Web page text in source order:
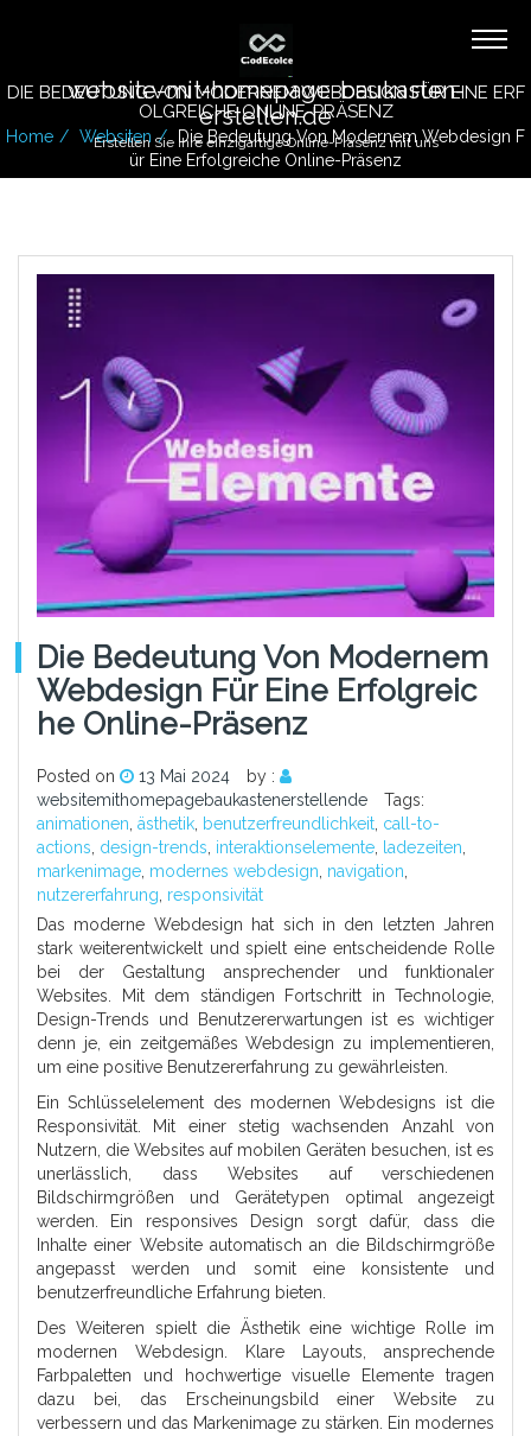
website-mit-homepage-baukasten-
erstellen.de
Erstellen Sie Ihre einzigartige Online-Präsenz mit uns
DIE BEDEUTUNG VON MODERNEM WEBDESIGN FÜR EINE ERF
OLGREICHE ONLINE-PRÄSENZ
Home Websiten
Die Bedeutung Von Modernem Webdesign F
Ür Eine Erfolgreiche Online-Präsenz
Die Bedeutung Von Modernem
Webdesign Für Eine Erfolgreic
He Online-Präsenz
Posted on 13 Mai 2024
by :
websitemithomepagebaukastenerstellende
Tags:
animationen ästhetik benutzerfreundlichkeit call-to-
actions design-trends interaktionselemente ladezeiten
markenimage modernes webdesign navigation
nutzererfahrung responsivität
Das moderne Webdesign hat sich in den letzten Jahren
stark weiterentwickelt und spielt eine entscheidende Rolle
bei der Gestaltung ansprechender und funktionaler
Websites. Mit dem ständigen Fortschritt in Technologie,
Design-Trends und Benutzererwartungen ist es wichtiger
denn je, ein zeitgemäßes Webdesign zu implementieren,
um eine positive Benutzererfahrung zu gewährleisten.
Ein Schlüsselelement des modernen Webdesigns ist die
Responsivität. Mit einer stetig wachsenden Anzahl von
Nutzern, die Websites auf mobilen Geräten besuchen, ist es
unerlässlich, dass Websites auf verschiedenen
Bildschirmgrößen und Gerätetypen optimal angezeigt
werden. Ein responsives Design sorgt dafür, dass die
Inhalte einer Website automatisch an die Bildschirmgröße
angepasst werden und somit eine konsistente und
benutzerfreundliche Erfahrung bieten.
Des Weiteren spielt die Ästhetik eine wichtige Rolle im
modernen Webdesign. Klare Layouts, ansprechende
Farbpaletten und hochwertige visuelle Elemente tragen
dazu bei, das Erscheinungsbild einer Website zu
verbessern und das Markenimage zu stärken. Ein modernes